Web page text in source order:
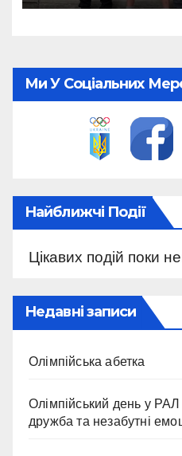
Ми У Соціальних
Найближчі Події
Цікавих подій поки
Недавні записи
Олімпійська абетка
Олімпійський день у
дружба та незабутні